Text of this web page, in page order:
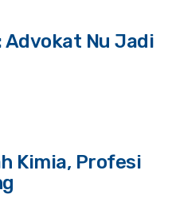
Nu Jadi
Kimia, Profesi